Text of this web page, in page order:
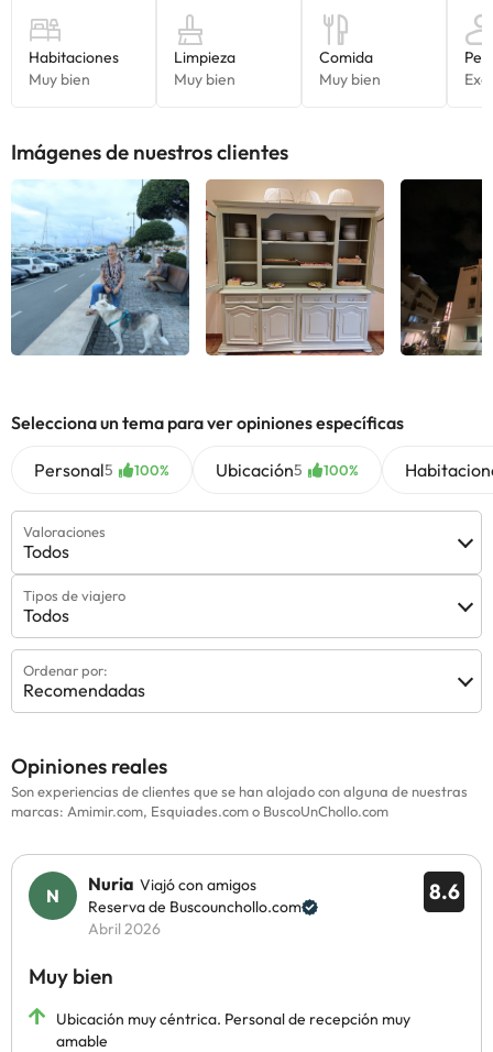
Imágenes de nuestros clientes
Selecciona un tema para ver opiniones específicas
Personal5 100% Ubicación5 100%
Valoraciones
Todos
Tipos de viajero
Todos
Ordenar por:
Recomendadas
Opiniones reales
Son experiencias de clientes que se han alojado con alguna de nuestras
marcas: Amimir.com, Esquiades.com o BuscoUnChollo.com
8.6
Nuria Viajó con amigos
Reserva de Buscounchollo.com
Abril 2026
Muy bien
Ubicación muy céntrica. Personal de recepción muy
amable